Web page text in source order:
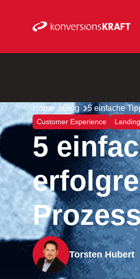
Home Blog 5 einfache
Customer Experience
5
Torsten Hubert